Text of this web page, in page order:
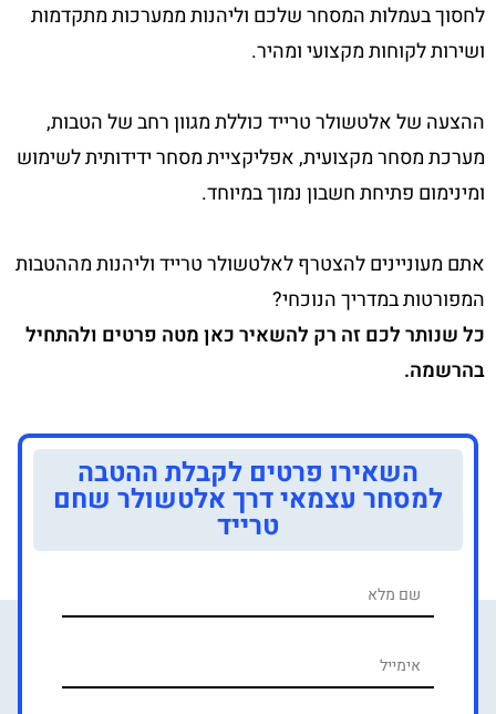
לחסוך בעמלות המסחר שלכם וליהנות ממערכות מתקדמות
ושירות לקוחות מקצועי ומהיר.
ההצעה של אלטשולר טרייד כוללת מגוון רחב של הטבות,
מערכת מסחר מקצועית, אפליקציית מסחר ידידותית לשימוש
ומינימום פתיחת חשבון נמוך במיוחד.
אתם מעוניינים להצטרף לאלטשולר טרייד וליהנות מההטבות
המפורטות במדריך הנוכחי?
כל שנותר לכם זה רק להשאיר כאן מטה פרטים ולהתחיל
בהרשמה.
השאירו פרטים לקבלת ההטבה
למסחר עצמאי דרך אלטשולר שחם
טרייד